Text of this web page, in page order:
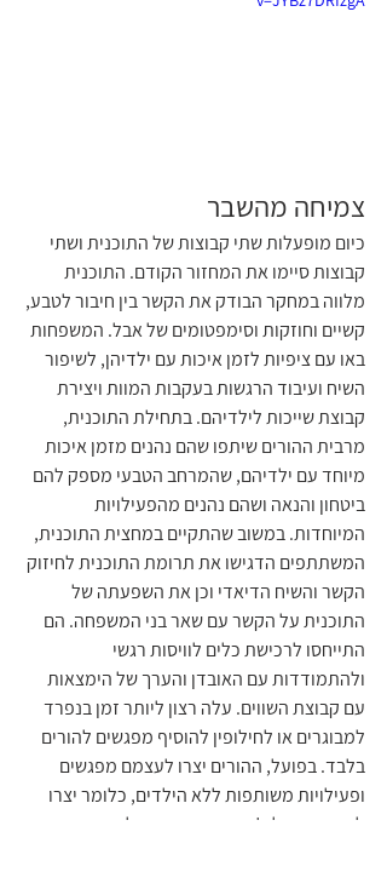
צמיחה מהשבר
כיום מופעלות שתי קבוצות של התוכנית ושתי
קבוצות סיימו את המחזור הקודם. התוכנית
מלווה במחקר הבודק את הקשר בין חיבור לטבע,
קשיים וחוזקות וסימפטומים של אבל. המשפחות
באו עם ציפיות לזמן איכות עם ילדיהן, לשיפור
השיח ועיבוד הרגשות בעקבות המוות ויצירת
קבוצת שייכות לילדיהם. בתחילת התוכנית,
מרבית ההורים שיתפו שהם נהנים מזמן איכות
מיוחד עם ילדיהם, שהמרחב הטבעי מספק להם
ביטחון והנאה ושהם נהנים מהפעילויות
המיוחדות. במשוב שהתקיים במחצית התוכנית,
המשתתפים הדגישו את תרומת התוכנית לחיזוק
הקשר והשיח הדיאדי וכן את השפעתה של
התוכנית על הקשר עם שאר בני המשפחה. הם
התייחסו לרכישת כלים לוויסות רגשי
ולהתמודדות עם האובדן והערך של הימצאות
עם קבוצת השווים. עלה רצון ליותר זמן בנפרד
למבוגרים או לחילופין להוסיף מפגשים להורים
בלבד. בפועל, ההורים יצרו לעצמם מפגשים
ופעילויות משותפות ללא הילדים, כלומר יצרו
לעצמם קהילה! רבים הביעו רצון להשתתף